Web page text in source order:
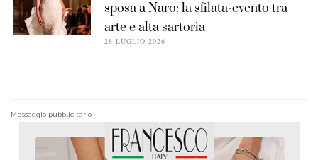
sposa a Naro: la sfilata-evento tra
arte e alta sartoria
28 LUGLIO 2026
Messaggio pubblicitario